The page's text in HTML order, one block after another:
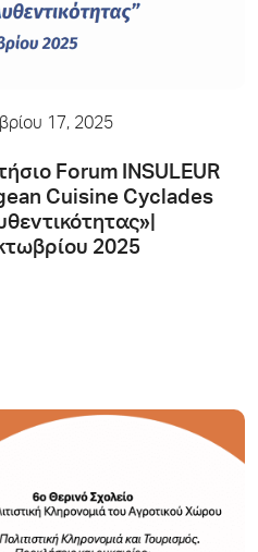
17, 2025
Forum INSULEUR
Cuisine Cyclades
2025